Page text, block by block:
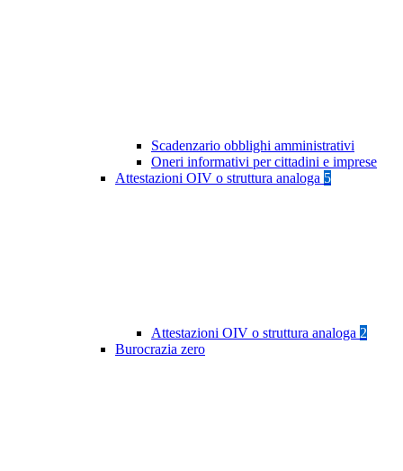
Scadenzario obblighi amministrativi
Oneri informativi per cittadini e imprese
Attestazioni OIV o struttura analoga 5
Attestazioni OIV o struttura analoga 2
Burocrazia zero